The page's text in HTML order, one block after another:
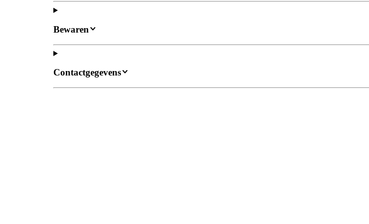
Bewaren
Contactgegevens